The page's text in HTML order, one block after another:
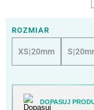
ROZMIAR
XS|20mm
DOPASUJ